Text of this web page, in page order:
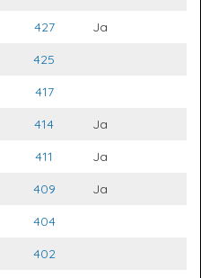
427
Ja
425
417
414
Ja
411
Ja
409
Ja
404
402